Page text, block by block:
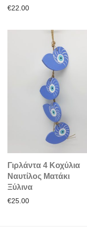
€22.00
Γιρλάντα 4 Κοχύλια
Ναυτίλος Ματάκι
Ξύλινα
€25.00